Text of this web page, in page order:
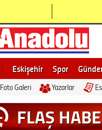
Eskişehir Spor
Bilecik
Ne demek
Foto Galeri Yazarlar
FLAŞ